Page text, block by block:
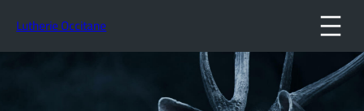
Lutherie Occitane